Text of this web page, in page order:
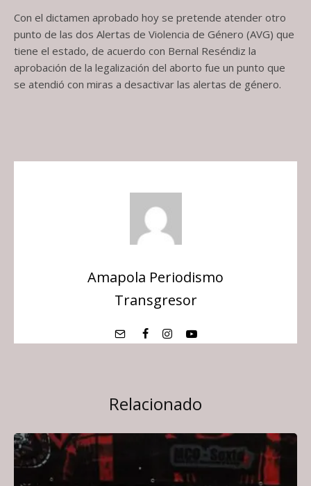
Con el dictamen aprobado hoy se pretende atender otro
punto de las dos Alertas de Violencia de Género (AVG) que
tiene el estado, de acuerdo con Bernal Reséndiz la
aprobación de la legalización del aborto fue un punto que
se atendió con miras a desactivar las alertas de género.
Amapola Periodismo
Transgresor
Relacionado